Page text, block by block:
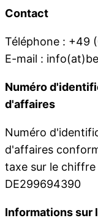
Contact
Téléphone : +49
E-mail :
Numéro
d'affaires
Numéro
d'affaires
taxe sur le
DE299694390
Informations sur